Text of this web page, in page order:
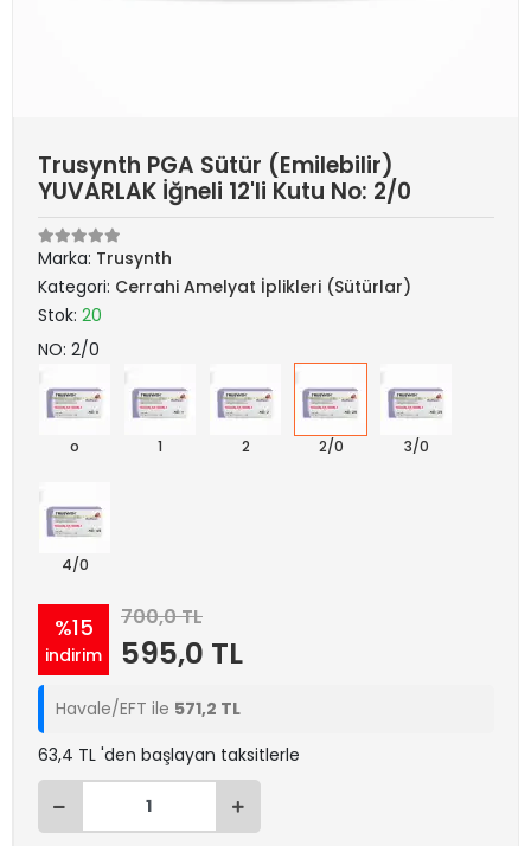
Trusynth PGA Sütür (Emilebilir)
YUVARLAK İğneli 12'li Kutu No: 2/0
Marka: Trusynth
Kategori: Cerrahi Amelyat İplikleri (Sütürlar)
Stok: 20
NO: 2/0
o 1 2 2/0 3/0
4/0
%15
indirim
700,0 TL
595,0 TL
Havale/EFT ile 571,2 TL
63,4 TL 'den başlayan taksitlerle